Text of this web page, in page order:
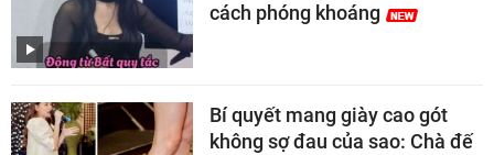
cách phóng khoáng
Bí quyết mang giày cao gót
không sợ đau của sao: Chà đế